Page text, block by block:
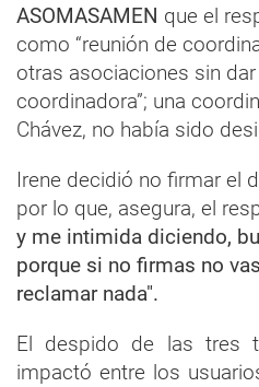
ASOMASAMEN que el
como “reunión de
otras asociaciones sin
coordinadora”; una
Chávez, no había sido
Irene decidió no firmar el
por lo que, asegura, el
y me intimida diciendo,
porque si no firmas no
reclamar nada".
El despido de las tres
impactó entre los